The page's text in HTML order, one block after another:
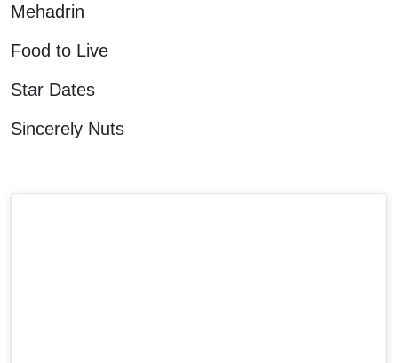
Mehadrin
Food to Live
Star Dates
Sincerely Nuts